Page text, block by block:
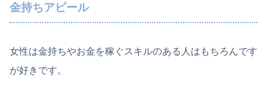
金持ちアピール
女性は金持ちやお金を稼ぐスキルのある人はもちろんです
が好きです。